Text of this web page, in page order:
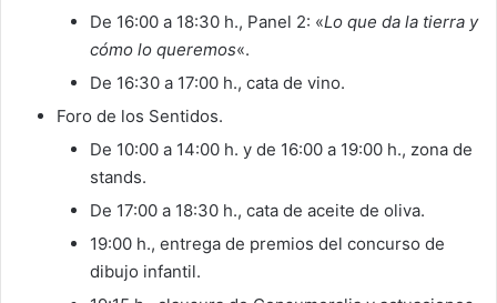
De 16:00 a 18:30 h., Panel 2: «Lo que da la tierra y
cómo lo queremos«.
De 16:30 a 17:00 h., cata de vino.
Foro de los Sentidos.
De 10:00 a 14:00 h. y de 16:00 a 19:00 h., zona de
stands.
De 17:00 a 18:30 h., cata de aceite de oliva.
19:00 h., entrega de premios del concurso de
dibujo infantil.